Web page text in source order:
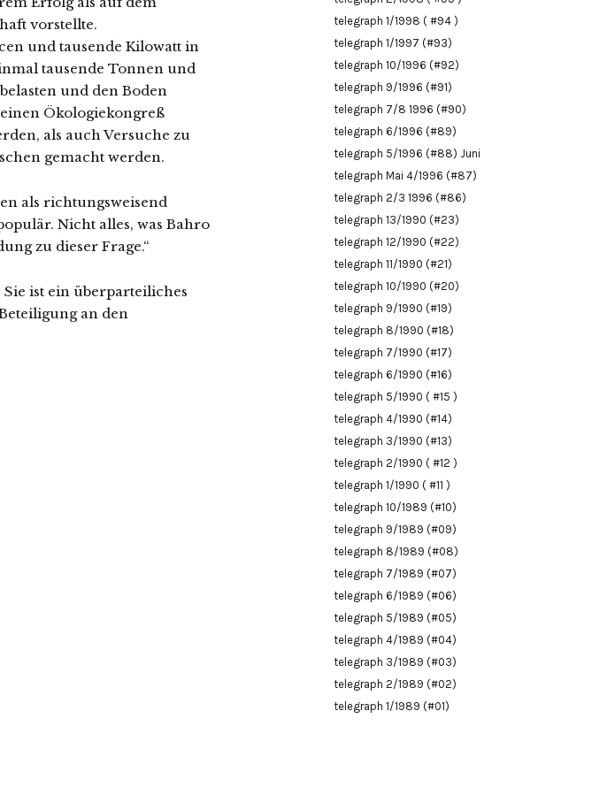
vorstellte.
und tausende Kilowatt in
tausende Tonnen und
und den Boden
Ökologiekongreß
als auch Versuche zu
gemacht werden.
als richtungsweisend
Nicht alles, was Bahro
zu dieser Frage.“
ist ein überparteiliches
an den
telegraph 1/1998 ( #94 )
telegraph 1/1997 (#93)
telegraph 10/1996 (#92)
telegraph 9/1996 (#91)
telegraph 7/8 1996 (#90)
telegraph 6/1996 (#89)
telegraph 5/1996 (#88) Juni
telegraph Mai 4/1996 (#87)
telegraph 2/3 1996 (#86)
telegraph 13/1990 (#23)
telegraph 12/1990 (#22)
telegraph 11/1990 (#21)
telegraph 10/1990 (#20)
telegraph 9/1990 (#19)
telegraph 8/1990 (#18)
telegraph 7/1990 (#17)
telegraph 6/1990 (#16)
telegraph 5/1990 ( #15 )
telegraph 4/1990 (#14)
telegraph 3/1990 (#13)
telegraph 2/1990 ( #12 )
telegraph 1/1990 ( #11 )
telegraph 10/1989 (#10)
telegraph 9/1989 (#09)
telegraph 8/1989 (#08)
telegraph 7/1989 (#07)
telegraph 6/1989 (#06)
telegraph 5/1989 (#05)
telegraph 4/1989 (#04)
telegraph 3/1989 (#03)
telegraph 2/1989 (#02)
telegraph 1/1989 (#01)